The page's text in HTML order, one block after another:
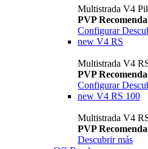
Multistrada V4
PVP
Configurar
new V4 RS
Multistrada V4
PVP
Configurar
new V4 RS 100
Multistrada V4
PVP
Descubrir más